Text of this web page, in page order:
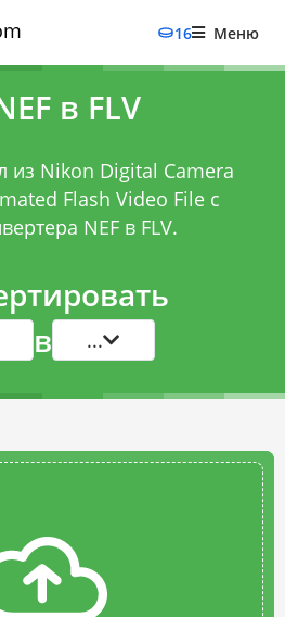
16 Меню
в FLV
из Nikon Digital Camera
Flash Video File с
NEF в FLV.
в ...